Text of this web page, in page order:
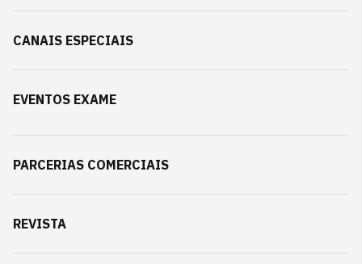
CANAIS ESPECIAIS
EVENTOS EXAME
PARCERIAS COMERCIAIS
REVISTA